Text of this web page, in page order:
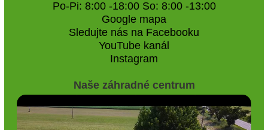
Po-Pi: 8:00 -18:00 So: 8:00 -13:00
Google mapa
Sledujte nás na Facebooku
YouTube kanál
Instagram
Naše záhradné centrum